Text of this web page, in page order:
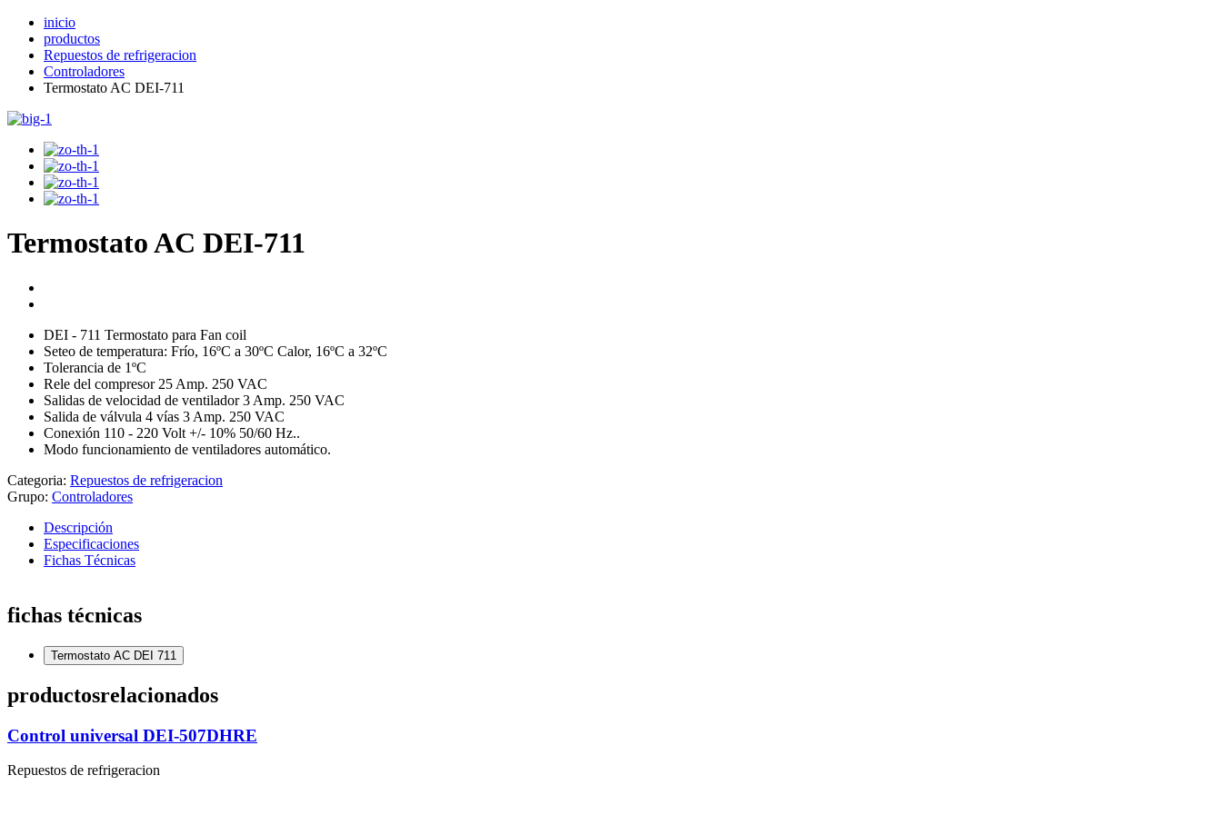
inicio
productos
Repuestos de refrigeracion
Controladores
Termostato AC DEI-711
Termostato AC DEI-711
DEI - 711 Termostato para Fan coil
Seteo de temperatura: Frío, 16ºC a 30ºC Calor, 16ºC a 32ºC
Tolerancia de 1ºC
Rele del compresor 25 Amp. 250 VAC
Salidas de velocidad de ventilador 3 Amp. 250 VAC
Salida de válvula 4 vías 3 Amp. 250 VAC
Conexión 110 - 220 Volt +/- 10% 50/60 Hz..
Modo funcionamiento de ventiladores automático.
Categoria: Repuestos de refrigeracion
Grupo: Controladores
Descripción
Especificaciones
Fichas Técnicas
fichas técnicas
Termostato AC DEI 711
productosrelacionados
Control universal DEI-507DHRE
Repuestos de refrigeracion